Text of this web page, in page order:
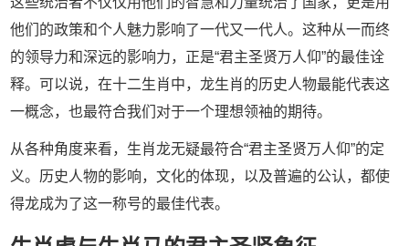
他们的政策和个人魅力影响了一代又一代人。这种从一而终
的领导力和深远的影响力，正是“君主圣贤万人仰”的最佳诠
释。可以说，在十二生肖中，龙生肖的历史人物最能代表这
一概念，也最符合我们对于一个理想领袖的期待。
从各种角度来看，生肖龙无疑最符合“君主圣贤万人仰”的定
义。历史人物的影响，文化的体现，以及普遍的公认，都使
得龙成为了这一称号的最佳代表。